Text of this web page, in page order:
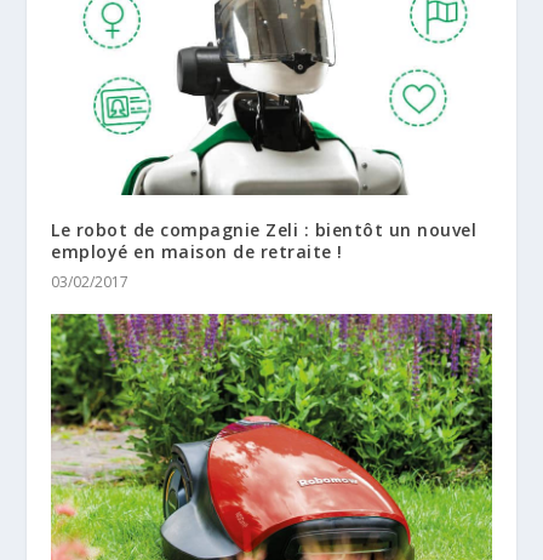
Le robot de compagnie Zeli : bientôt un nouvel
employé en maison de retraite !
03/02/2017